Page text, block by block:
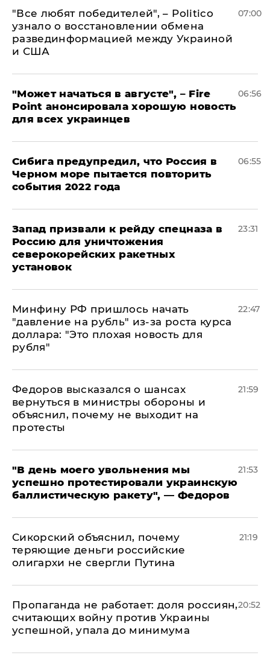
​"Все любят победителей", – Politico
узнало о восстановлении обмена
развединформацией между Украиной
и США
07:00
"Может начаться в августе", – Fire
Point анонсировала хорошую новость
для всех украинцев
06:56
Сибига предупредил, что Россия в
Черном море пытается повторить
события 2022 года
06:55
Запад призвали к рейду спецназа в
Россию для уничтожения
северокорейских ракетных
установок
23:31
Минфину РФ пришлось начать
"давление на рубль" из-за роста курса
доллара: "Это плохая новость для
рубля"
22:47
Федоров высказался о шансах
вернуться в министры обороны и
объяснил, почему не выходит на
протесты
21:59
​"В день моего увольнения мы
успешно протестировали украинскую
баллистическую ракету", — Федоров
21:53
Сикорский объяснил, почему
теряющие деньги российские
олигархи не свергли Путина
21:19
​Пропаганда не работает: доля россиян,
считающих войну против Украины
успешной, упала до минимума
20:52